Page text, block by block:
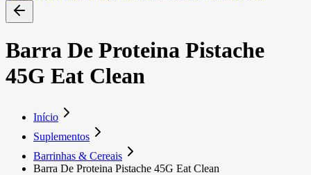
Barra De Proteina Pistache
45G Eat Clean
Início
Suplementos
Barrinhas & Cereais
Barra De Proteina Pistache 45G Eat Clean